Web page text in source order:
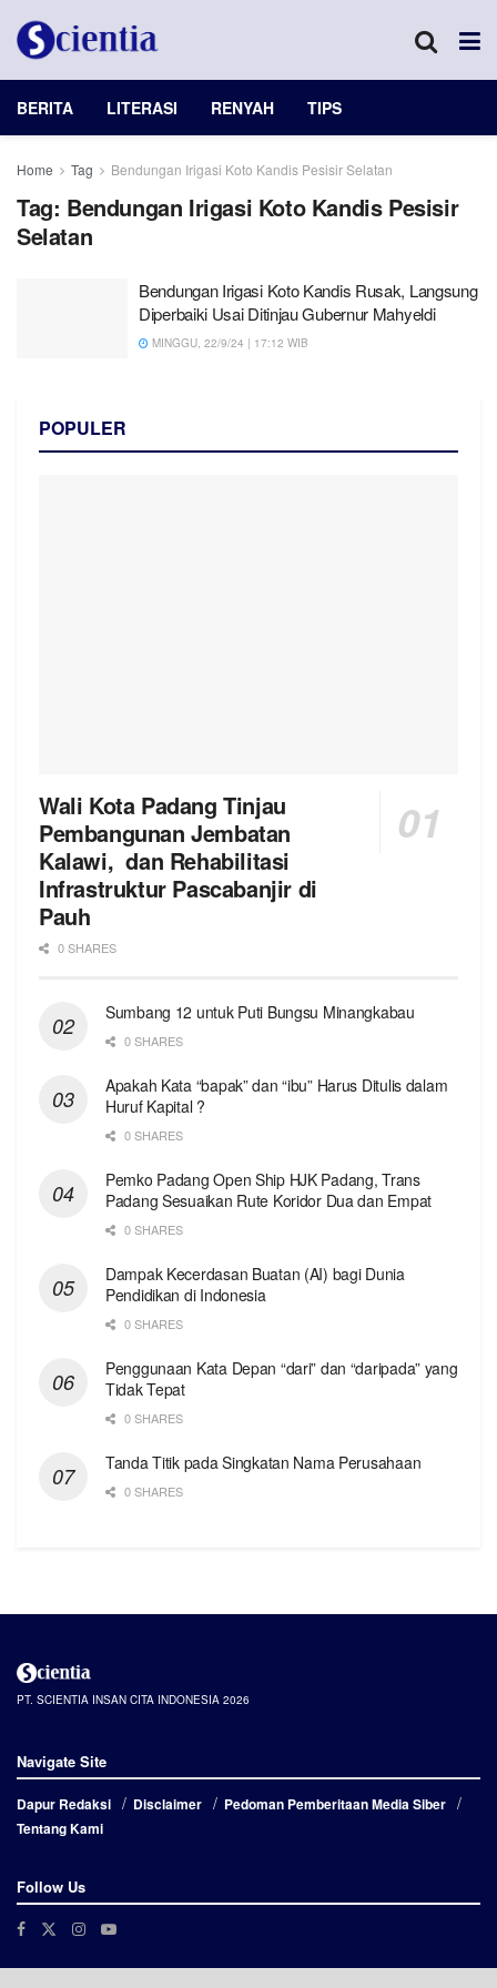
BERITA LITERASI RENYAH TIPS
Home Tag Bendungan Irigasi Koto Kandis Pesisir Selatan
Tag: Bendungan Irigasi Koto Kandis Pesisir
Selatan
Bendungan Irigasi Koto Kandis Rusak, Langsung
Diperbaiki Usai Ditinjau Gubernur Mahyeldi
MINGGU, 22/9/24 | 17:12 WIB
POPULER
Wali Kota Padang Tinjau
Pembangunan Jembatan
Kalawi, dan Rehabilitasi
Infrastruktur Pascabanjir di
Pauh
0 SHARES
Sumbang 12 untuk Puti Bungsu Minangkabau
0 SHARES
Apakah Kata “bapak” dan “ibu” Harus Ditulis dalam
Huruf Kapital ?
0 SHARES
Pemko Padang Open Ship HJK Padang, Trans
Padang Sesuaikan Rute Koridor Dua dan Empat
0 SHARES
Dampak Kecerdasan Buatan (AI) bagi Dunia
Pendidikan di Indonesia
0 SHARES
Penggunaan Kata Depan “dari” dan “daripada” yang
Tidak Tepat
0 SHARES
Tanda Titik pada Singkatan Nama Perusahaan
0 SHARES
PT. SCIENTIA INSAN CITA INDONESIA 2026
Navigate Site
Dapur Redaksi Disclaimer
Pedoman Pemberitaan Media Siber
Tentang Kami
Follow Us